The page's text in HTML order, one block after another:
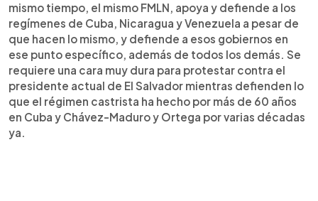
mismo tiempo, el mismo FMLN, apoya y defiende a los
regímenes de Cuba, Nicaragua y Venezuela a pesar de
que hacen lo mismo, y defiende a esos gobiernos en
ese punto específico, además de todos los demás. Se
requiere una cara muy dura para protestar contra el
presidente actual de El Salvador mientras defienden lo
que el régimen castrista ha hecho por más de 60 años
en Cuba y Chávez-Maduro y Ortega por varias décadas
ya.